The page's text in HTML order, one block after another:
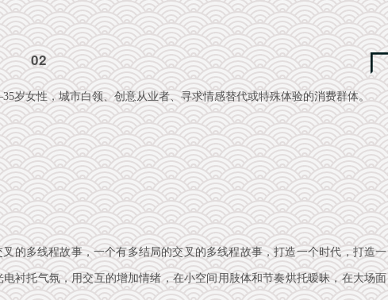
02
岁女性，城市白领、创意从业者、寻求情感替代或特殊体验的消费群体。
的多线程故事，一个有多结局的交叉的多线程故事，打造一个时代，打造一
衬托气氛，用交互的增加情绪，在小空间用肢体和节奏烘托暧昧，在大场面